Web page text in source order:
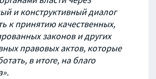
и конструктивный диалог
к принятию качественных,
законов и других
правовых актов, которые
в итоге, на благо